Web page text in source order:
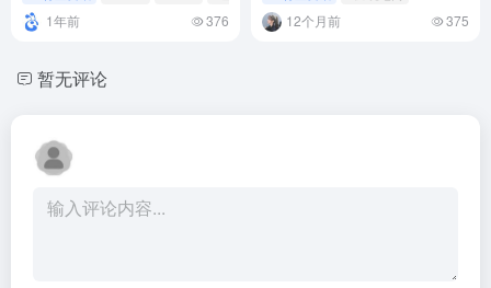
1年前 376 12个月前 375
暂无评论